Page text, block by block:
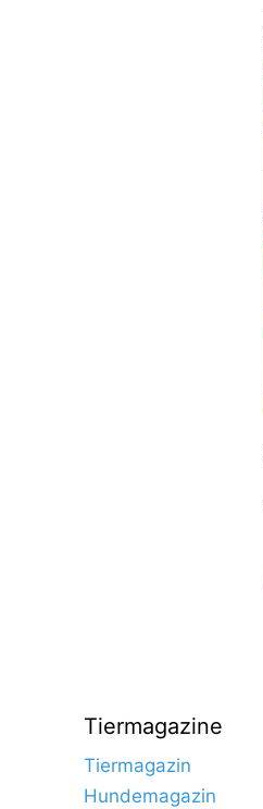
Tiermagazine
Tiermagazin
Hundemagazin